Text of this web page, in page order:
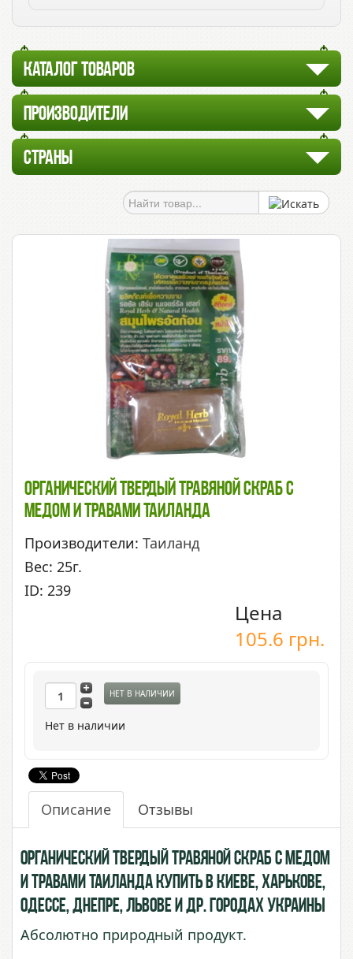
КАТАЛОГ ТОВАРОВ
ПРОИЗВОДИТЕЛИ
СТРАНЫ
Органический Твердый Травяной Скраб С
Медом И Травами Таиланда
Производители: Таиланд
Вес: 25г.
ID: 239
Цена
105.6 грн.
НЕТ В НАЛИЧИИ
Нет в наличии
Описание Отзывы
Органический твердый травяной скраб с медом
и травами Таиланда купить в Киеве, Харькове,
Одессе, Днепре, Львове и др. городах Украины
Абсолютно природный продукт.